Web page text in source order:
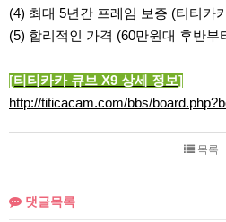
(4) 최대 5년간 프레임 보증 (티티카
(5) 합리적인 가격 (60만원대 후반부
[티티카카 큐브 X9 상세 정보]
http://titicacam.com/bbs/
목록
댓글목록